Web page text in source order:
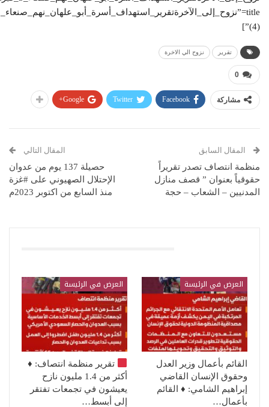
(4)”]
تقرير نزوح الي الاخرة
0
مشاركة Facebook
Twitter
Google+
المقال السابق
منظمة انتصاف تصدر تقريراً
حقوقياً بعنوان ” قصف منازل
المدنيين – الشعاب – حجة
المقال التالي
حصيلة 137 يوم من عدوان
الإحتلال الصهيوني على #غزة
منذ السابع من اكتوبر 2023م
العرض في الرئيسة
القائم بأعمال وزير العدل
وحقوق الإنسان القاضي
إبراهيم الشامي: ♦️ القائم
بأعمال…
العرض في الرئيسة
تقرير منظمة انتصاف: ♦️
أكثر من 1.4 مليون نازح
يعيشون في تجمعات تفتقر
إلى أبسط…